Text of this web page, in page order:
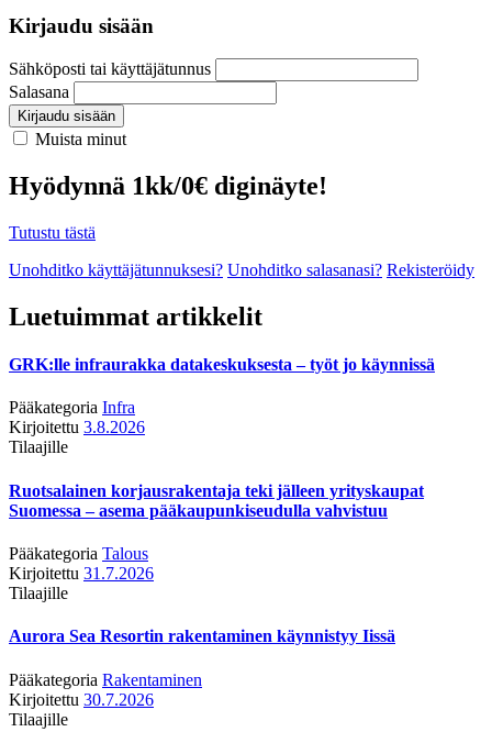
Kirjaudu sisään
Sähköposti tai käyttäjätunnus
Salasana
Kirjaudu sisään
Muista minut
Hyödynnä 1kk/0€ diginäyte!
Tutustu tästä
Unohditko käyttäjätunnuksesi? Unohditko salasanasi? Rekisteröidy
Luetuimmat artikkelit
GRK:lle infraurakka datakeskuksesta – työt jo käynnissä
Pääkategoria Infra
Kirjoitettu 3.8.2026
Tilaajille
Ruotsalainen korjausrakentaja teki jälleen yrityskaupat
Suomessa – asema pääkaupunkiseudulla vahvistuu
Pääkategoria Talous
Kirjoitettu 31.7.2026
Tilaajille
Aurora Sea Resortin rakentaminen käynnistyy Iissä
Pääkategoria Rakentaminen
Kirjoitettu 30.7.2026
Tilaajille